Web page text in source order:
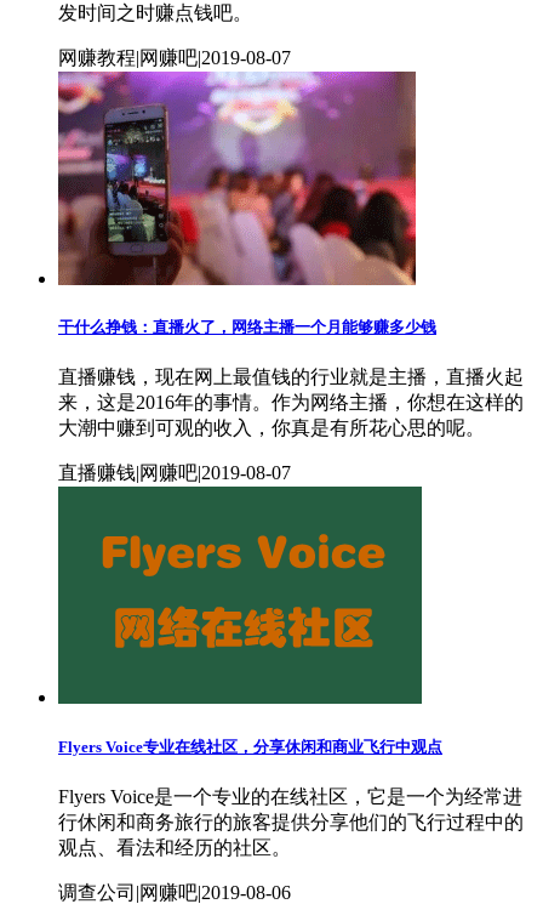
发时间之时赚点钱吧。
网赚教程|网赚吧|2019-08-07
干什么挣钱：直播火了，网络主播一个月能够赚多少钱
直播赚钱，现在网上最值钱的行业就是主播，直播火起
来，这是2016年的事情。作为网络主播，你想在这样的
大潮中赚到可观的收入，你真是有所花心思的呢。
直播赚钱|网赚吧|2019-08-07
Flyers Voice专业在线社区，分享休闲和商业飞行中观点
Flyers Voice是一个专业的在线社区，它是一个为经常进
行休闲和商务旅行的旅客提供分享他们的飞行过程中的
观点、看法和经历的社区。
调查公司|网赚吧|2019-08-06